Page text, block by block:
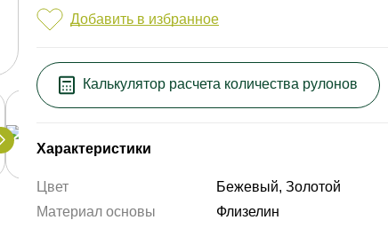
Добавить в избранное
Калькулятор расчета количества рулонов
Характеристики
Цвет
Бежевый, Золотой
Материал основы
Флизелин